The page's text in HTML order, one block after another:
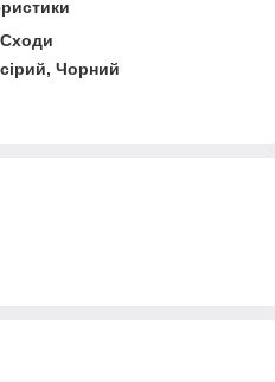
Сходи
сірий, Чорний